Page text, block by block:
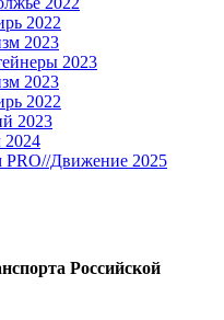
2022
2023
2023
2023
2022
2023
2024
Движение 2025
Российской